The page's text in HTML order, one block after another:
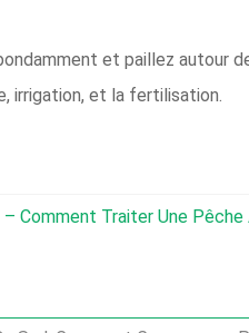
et paillez autour
irrigation, et la fertilisation.